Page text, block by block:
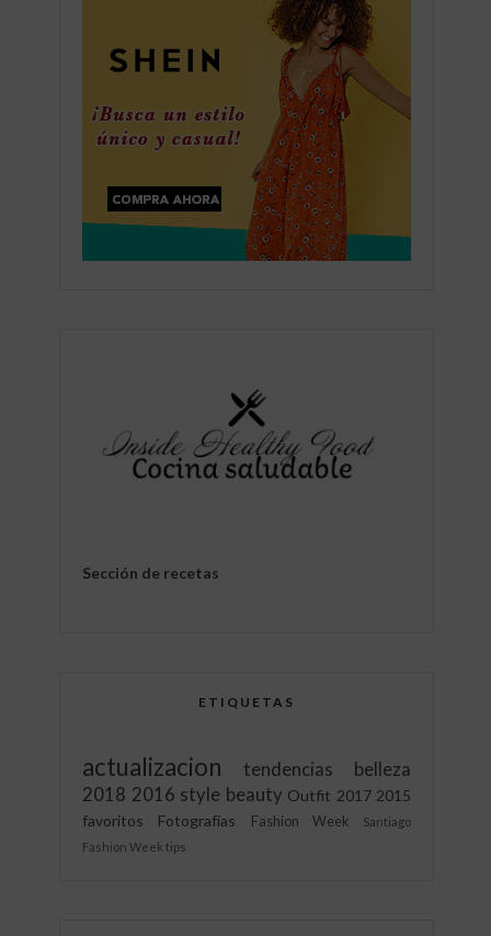
Sección de recetas
ETIQUETAS
actualizacion tendencias
belleza
2018 2016 style beauty Outfit 2017 2015
favoritos
Fotografías Fashion Week
Santiago
Fashion Week tips